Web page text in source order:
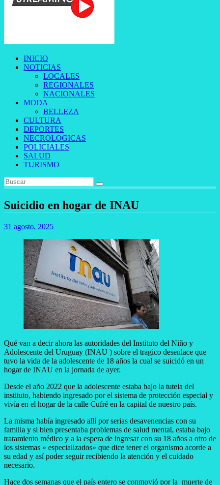
INICIO
NOTICIAS
LOCALES
REGIONALES
NACIONALES
MODA
BELLEZA
CULTURA
DEPORTES
NECROLOGICAS
POLICIALES
SALUD
TURISMO
Suicidio en hogar de INAU
31 agosto, 2025
Qué van a decir ahora las autoridades del Instituto del Niño y
Adolescente del Uruguay (INAU ) sobre el tragico desenlace que
tuvo la vida de la adolescente de 18 años la cual se suicidó en un
hogar de INAU en la jornada de ayer.
Desde el año 2022 que la adolescente estaba bajo la tutela del
instituto, habiendo ingresado por el sistema de protección especial y
vivía en el hogar de la calle Cufré en la capital de nuestro país.
La misma había ingresado allí por serias desavenencias con su
familia y si bien presentaba problemas de salud mental, estaba bajo
tratamiento médico y a la espera de ingresar con su 18 años a otro de
los sistemas » especializados» que dice tener el organismo acorde a
su edad y así poder seguir recibiendo la atención y el cuidado
necesario.
Hace dos semanas que el país entero se conmovió por la muerte de